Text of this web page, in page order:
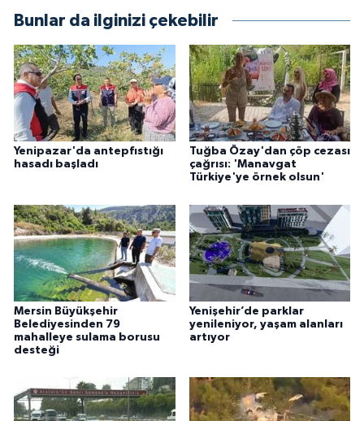
Bunlar da ilginizi çekebilir
Yenipazar'da antepfıstığı
hasadı başladı
Tuğba Özay'dan çöp cezası
çağrısı: 'Manavgat
Türkiye'ye örnek olsun'
Mersin Büyükşehir
Belediyesinden 79
mahalleye sulama borusu
desteği
Yenişehir’de parklar
yenileniyor, yaşam alanları
artıyor